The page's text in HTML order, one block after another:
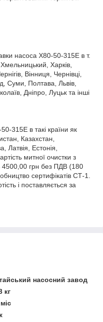
насоса Х80-50-315Е в т.
Харків,
Вінниця, Чернівці,
Суми, Полтава, Львів,
Дніпро, Луцьк та інші
315Е в такі країни як
Казахстан,
Латвія, Естонія,
митної очистки з
4500,00 грн без ПДВ (180
сертифікатів СТ-1.
і поставляється за
насосний завод
кг